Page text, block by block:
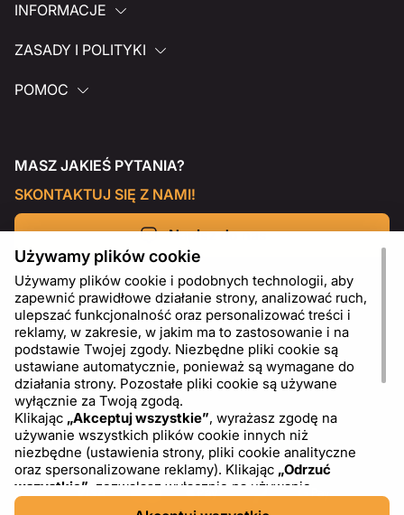
INFORMACJE
ZASADY I POLITYKI
POMOC
MASZ JAKIEŚ PYTANIA?
SKONTAKTUJ SIĘ Z NAMI!
Napisz do nas
PL USD - US Dollar ($)
Używamy plików cookie
Używamy plików cookie i podobnych technologii, aby
zapewnić prawidłowe działanie strony, analizować ruch,
ulepszać funkcjonalność oraz personalizować treści i
reklamy, w zakresie, w jakim ma to zastosowanie i na
podstawie Twojej zgody. Niezbędne pliki cookie są
ustawiane automatycznie, ponieważ są wymagane do
działania strony. Pozostałe pliki cookie są używane
wyłącznie za Twoją zgodą.
Klikając „Akceptuj wszystkie”, wyrażasz zgodę na
używanie wszystkich plików cookie innych niż
niezbędne (ustawienia strony, pliki cookie analityczne
oraz spersonalizowane reklamy). Klikając „Odrzuć
wszystkie” , zezwalasz wyłącznie na używanie
niezbędnych plików cookie. Klikając